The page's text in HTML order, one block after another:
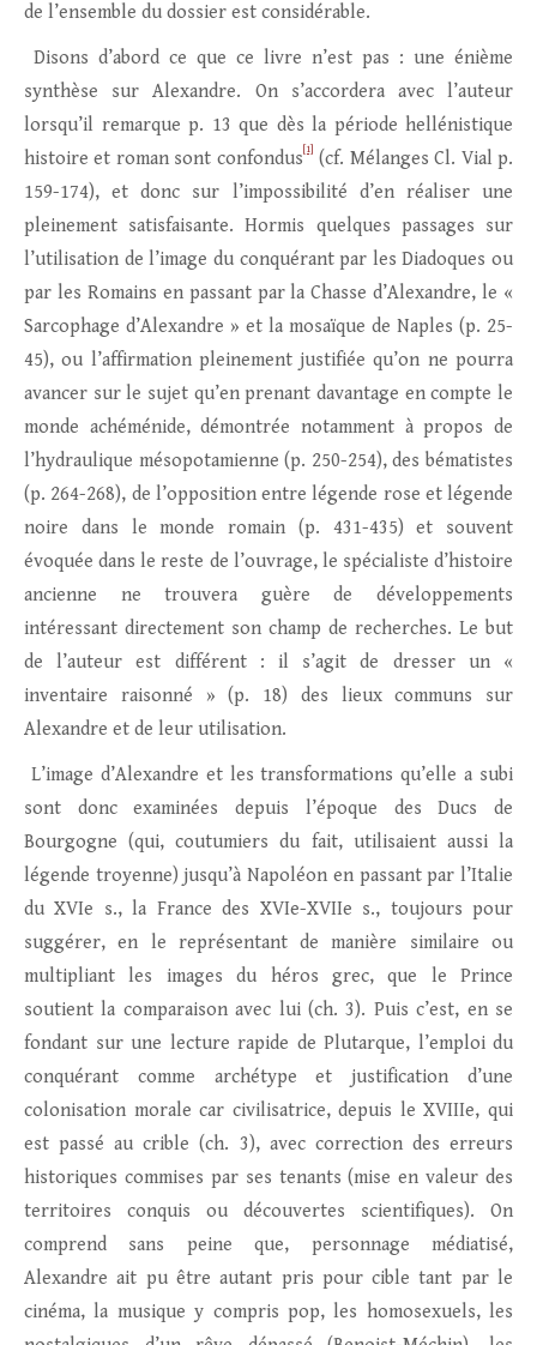
de l’ensemble du dossier est considérable.
Disons d’abord ce que ce livre n’est pas : une énième
synthèse sur Alexandre. On s’accordera avec l’auteur
lorsqu’il remarque p. 13 que dès la période hellénistique
histoire et roman sont confondus[1] (cf. Mélanges Cl. Vial p.
159-174), et donc sur l’impossibilité d’en réaliser une
pleinement satisfaisante. Hormis quelques passages sur
l’utilisation de l’image du conquérant par les Diadoques ou
par les Romains en passant par la Chasse d’Alexandre, le «
Sarcophage d’Alexandre » et la mosaïque de Naples (p. 25-
45), ou l’affirmation pleinement justifiée qu’on ne pourra
avancer sur le sujet qu’en prenant davantage en compte le
monde achéménide, démontrée notamment à propos de
l’hydraulique mésopotamienne (p. 250-254), des bématistes
(p. 264-268), de l’opposition entre légende rose et légende
noire dans le monde romain (p. 431-435) et souvent
évoquée dans le reste de l’ouvrage, le spécialiste d’histoire
ancienne ne trouvera guère de développements
intéressant directement son champ de recherches. Le but
de l’auteur est différent : il s’agit de dresser un «
inventaire raisonné » (p. 18) des lieux communs sur
Alexandre et de leur utilisation.
L’image d’Alexandre et les transformations qu’elle a subi
sont donc examinées depuis l’époque des Ducs de
Bourgogne (qui, coutumiers du fait, utilisaient aussi la
légende troyenne) jusqu’à Napoléon en passant par l’Italie
du XVIe s., la France des XVIe-XVIIe s., toujours pour
suggérer, en le représentant de manière similaire ou
multipliant les images du héros grec, que le Prince
soutient la comparaison avec lui (ch. 3). Puis c’est, en se
fondant sur une lecture rapide de Plutarque, l’emploi du
conquérant comme archétype et justification d’une
colonisation morale car civilisatrice, depuis le XVIIIe, qui
est passé au crible (ch. 3), avec correction des erreurs
historiques commises par ses tenants (mise en valeur des
territoires conquis ou découvertes scientifiques). On
comprend sans peine que, personnage médiatisé,
Alexandre ait pu être autant pris pour cible tant par le
cinéma, la musique y compris pop, les homosexuels, les